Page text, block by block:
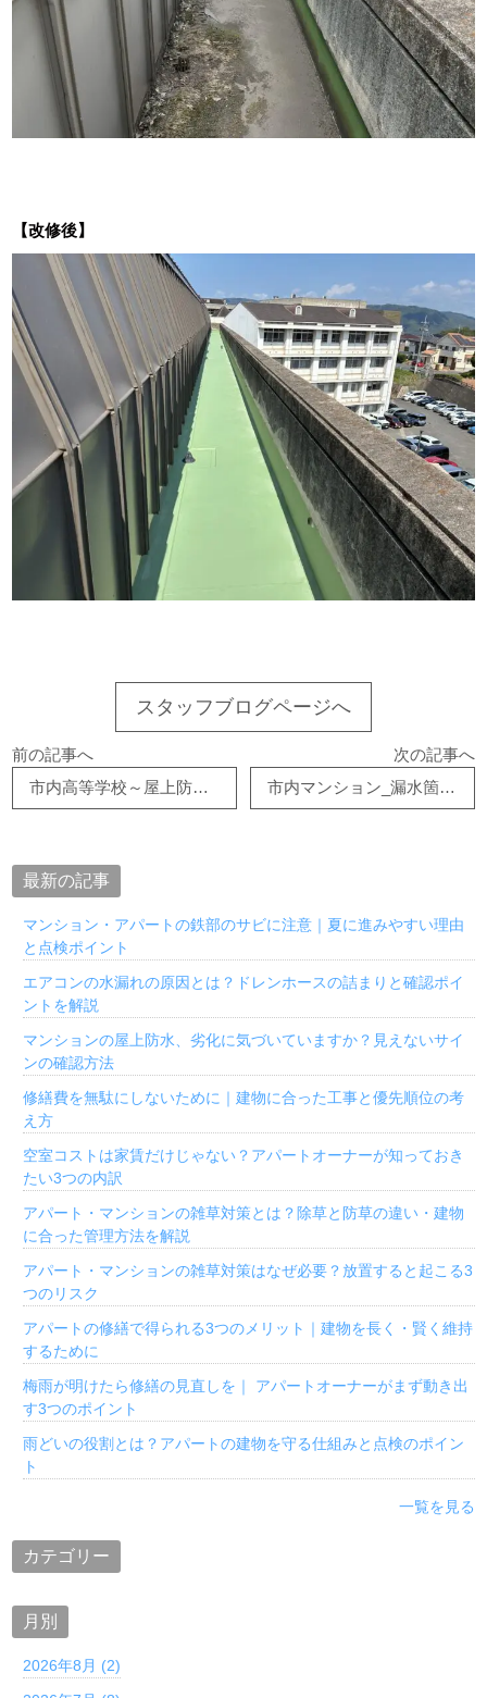
【改修後】
スタッフブログページへ
前の記事へ
市内高等学校～屋上防水改修工事①～
次の記事へ
市内マンション_漏水箇所調査
最新の記事
マンション・アパートの鉄部のサビに注意｜夏に進みやすい理由
と点検ポイント
エアコンの水漏れの原因とは？ドレンホースの詰まりと確認ポイ
ントを解説
マンションの屋上防水、劣化に気づいていますか？見えないサイ
ンの確認方法
修繕費を無駄にしないために｜建物に合った工事と優先順位の考
え方
空室コストは家賃だけじゃない？アパートオーナーが知っておき
たい3つの内訳
アパート・マンションの雑草対策とは？除草と防草の違い・建物
に合った管理方法を解説
アパート・マンションの雑草対策はなぜ必要？放置すると起こる3
つのリスク
アパートの修繕で得られる3つのメリット｜建物を長く・賢く維持
するために
梅雨が明けたら修繕の見直しを｜ アパートオーナーがまず動き出
す3つのポイント
雨どいの役割とは？アパートの建物を守る仕組みと点検のポイン
ト
一覧を見る
カテゴリー
月別
2026年8月 (2)